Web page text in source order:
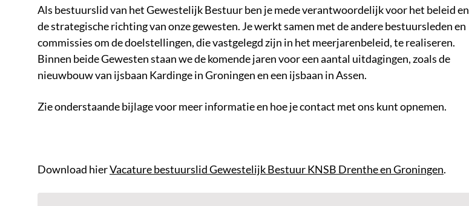
Als bestuurslid van het Gewestelijk Bestuur ben je mede verantwoordelijk voor het beleid en
de strategische richting van onze gewesten. Je werkt samen met de andere bestuursleden en
commissies om de doelstellingen, die vastgelegd zijn in het meerjarenbeleid, te realiseren.
Binnen beide Gewesten staan we de komende jaren voor een aantal uitdagingen, zoals de
nieuwbouw van ijsbaan Kardinge in Groningen en een ijsbaan in Assen.
Zie onderstaande bijlage voor meer informatie en hoe je contact met ons kunt opnemen.
Download hierVacature bestuurslid Gewestelijk Bestuur KNSB Drenthe en Groningen.